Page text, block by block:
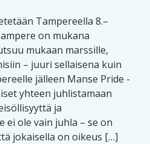
Tampereella 8.–
on mukana
mukaan marssille,
– juuri sellaisena kuin
jälleen Manse Pride -
yhteen juhlistamaan
ja
ei ole vain juhla – se on
jokaisella on oikeus […]